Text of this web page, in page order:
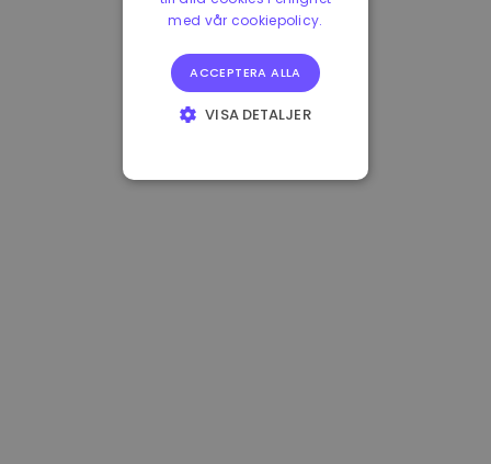
med vår cookiepolicy.
ACCEPTERA ALLA
VISA DETALJER